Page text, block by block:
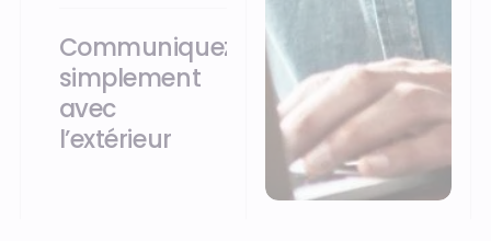
Communiquez
simplement
avec
l’extérieur